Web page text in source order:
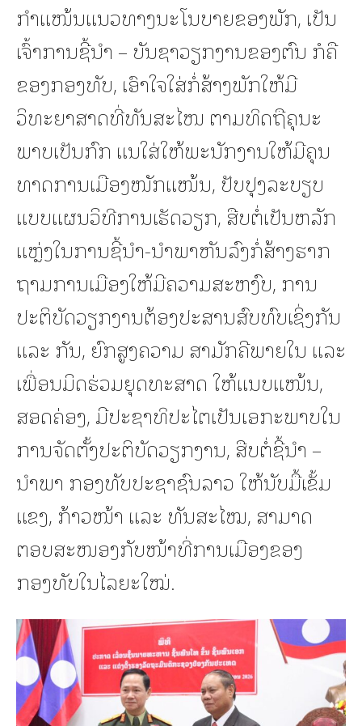
ກຳແໜ້ນແນວທາງນະໂນບາຍຂອງພັກ, ເປັນ
ເຈົ້າການຊີ້ນໍາ – ບັນຊາວຽກງານຂອງຕົນ ກໍຄື
ຂອງກອງທັບ, ເອົາໃຈໃສ່ກໍ່ສ້າງພັກໃຫ້ມີ
ວິທະຍາສາດທີ່ທັນສະໄໜ ຕາມທິດຖືຄຸນະ
ພາບເປັນກົກ ເເນໃສ່ໃຫ້ພະນັກງານໃຫ້ມີຄຸນ
ທາດການເມືອງໜັກແໜ້ນ, ປັບປຸງລະບຽບ
ແບບແຜນວິທີການເຮັດວຽກ, ສືບຕໍ່ເປັນຫລັກ
ເເຫຼ່ງໃນການຊີ້ນຳ-ນໍາພາຫັນລົງກໍ່ສ້າງຮາກ
ຖາມການເມືອງໃຫ້ມີຄວາມສະຫງົບ, ການ
ປະຕິບັດວຽກງານຕ້ອງປະສານສົບທົບເຊິ່ງກັນ
ແລະ ກັນ, ຍົກສູງຄວາມ ສາມັກຄີພາຍໃນ ແລະ
ເພື່ອນມິດຮ່ວມຍຸດທະສາດ ໃຫ້ແນບແໜ້ນ,
ສອດຄ່ອງ, ມີປະຊາທິປະໄຕເປັນເອກະພາບໃນ
ການຈັດຕັ້ງປະຕິບັດວຽກງານ, ສືບຕໍ່ຊີ້ນໍາ –
ນໍາພາ ກອງທັບປະຊາຊົນລາວ ໃຫ້ນັບມື້ເຂັ້ມ
ແຂງ, ກ້າວໜ້າ ແລະ ທັນສະໄໝ, ສາມາດ
ຕອບສະໜອງກັບໜ້າທີ່ການເມືອງຂອງ
ກອງທັບໃນໄລຍະໃໝ່.